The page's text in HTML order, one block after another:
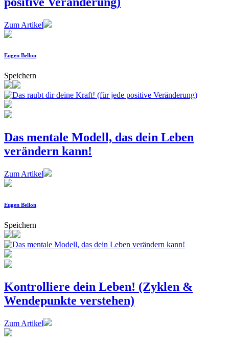
Zum Artikel
Eugen Bellon
Speichern
Das mentale Modell, das dein Leben
verändern kann!
Zum Artikel
Eugen Bellon
Speichern
Kontrolliere dein Leben! (Zyklen &
Wendepunkte verstehen)
Zum Artikel